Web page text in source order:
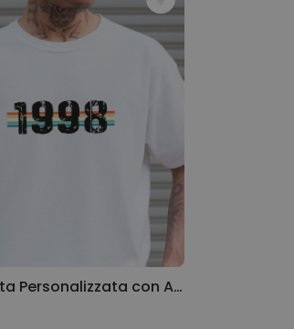
Maglietta Personalizzata con Annata